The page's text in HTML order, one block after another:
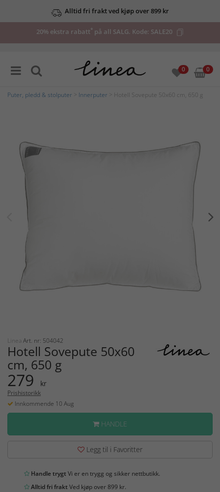
Alltid fri frakt ved kjøp over 899 kr
20% ekstra rabatt* på all SALG. Kode: SALE20
0 0
Puter, pledd & stolputer Innerputer > Hotell Sovepute 50x60 cm, 650 g
Linea Art. nr: 504042
Hotell Sovepute 50x60
cm, 650 g
279 kr
Prishistorikk
Innkommende 10 Aug
HANDLE
Legg til i Favoritter
Handle trygtVi er en trygg og sikker nettbutikk.
Alltid fri fraktVed kjøp over 899 kr.